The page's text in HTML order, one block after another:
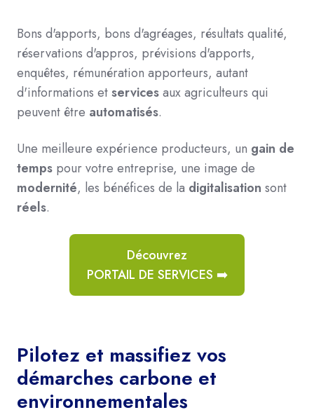
Bons d'apports, bons d'agréages, résultats qualité,
réservations d'appros, prévisions d'apports,
enquêtes, rémunération apporteurs, autant
d'informations etservicesaux agriculteurs qui
peuvent être automatisés.
Une meilleure expérience producteurs, un gain de
temps pour votre entreprise, une image de
modernité, les bénéfices de la digitalisation sont
réels.
Découvrez
PORTAIL DE SERVICES ➡️
Pilotez et massifiez vos
démarches carbone et
environnementales